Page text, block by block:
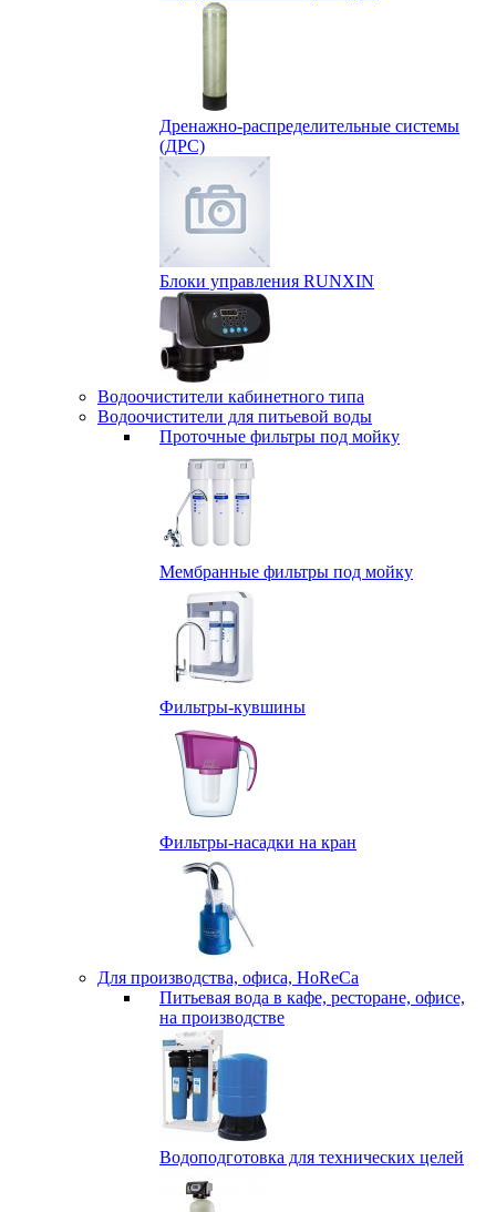
Дренажно-распределительные системы
(ДРС)
Блоки управления RUNXIN
Водоочистители кабинетного типа
Водоочистители для питьевой воды
Проточные фильтры под мойку
Мембранные фильтры под мойку
Фильтры-кувшины
Фильтры-насадки на кран
Для производства, офиса, HoReCa
Питьевая вода в кафе, ресторане, офисе,
на производстве
Водоподготовка для технических целей